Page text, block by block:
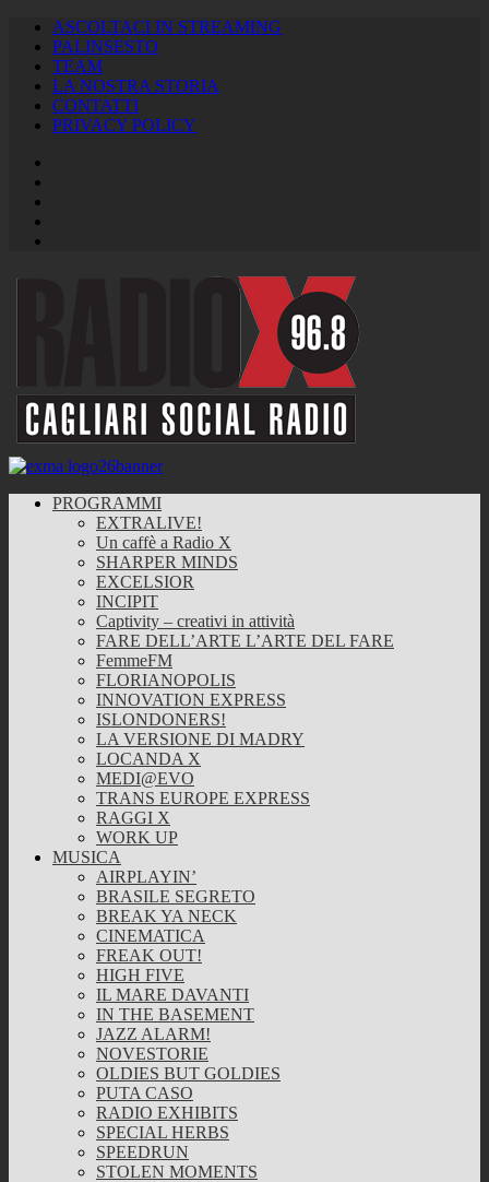
ASCOLTACI IN STREAMING
PALINSESTO
TEAM
LA NOSTRA STORIA
CONTATTI
PRIVACY POLICY
PROGRAMMI
EXTRALIVE!
Un caffè a Radio X
SHARPER MINDS
EXCELSIOR
INCIPIT
Captivity – creativi in attività
FARE DELL’ARTE L’ARTE DEL FARE
FemmeFM
FLORIANOPOLIS
INNOVATION EXPRESS
ISLONDONERS!
LA VERSIONE DI MADRY
LOCANDA X
MEDI@EVO
TRANS EUROPE EXPRESS
RAGGI X
WORK UP
MUSICA
AIRPLAYIN’
BRASILE SEGRETO
BREAK YA NECK
CINEMATICA
FREAK OUT!
HIGH FIVE
IL MARE DAVANTI
IN THE BASEMENT
JAZZ ALARM!
NOVESTORIE
OLDIES BUT GOLDIES
PUTA CASO
RADIO EXHIBITS
SPECIAL HERBS
SPEEDRUN
STOLEN MOMENTS